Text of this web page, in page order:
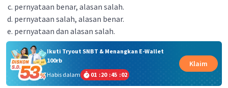
pernyataan benar, alasan salah.
pernyataan salah, alasan benar.
pernyataan dan alasan salah.
Ikuti Tryout SNBT & Menangkan E-Wallet
100rb
Habis dalam
01 :20 :45 :02
Klaim